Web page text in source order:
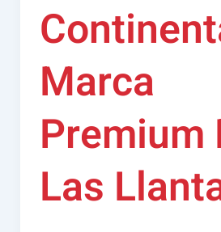
Marca
Premium
Las